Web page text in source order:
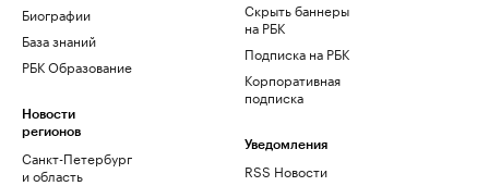
Биографии
База знаний
РБК Образование
Новости
регионов
Санкт-Петербург
и область
Скрыть баннеры
на РБК
Подписка на РБК
Корпоративная
подписка
Уведомления
RSS Новости